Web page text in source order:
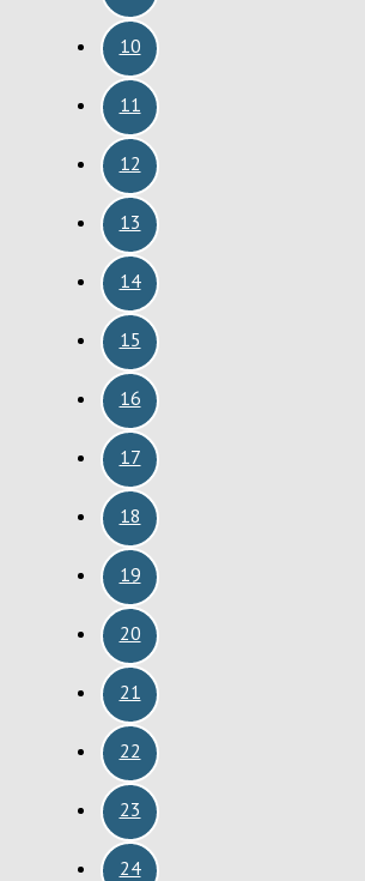
10
11
12
13
14
15
16
17
18
19
20
21
22
23
24